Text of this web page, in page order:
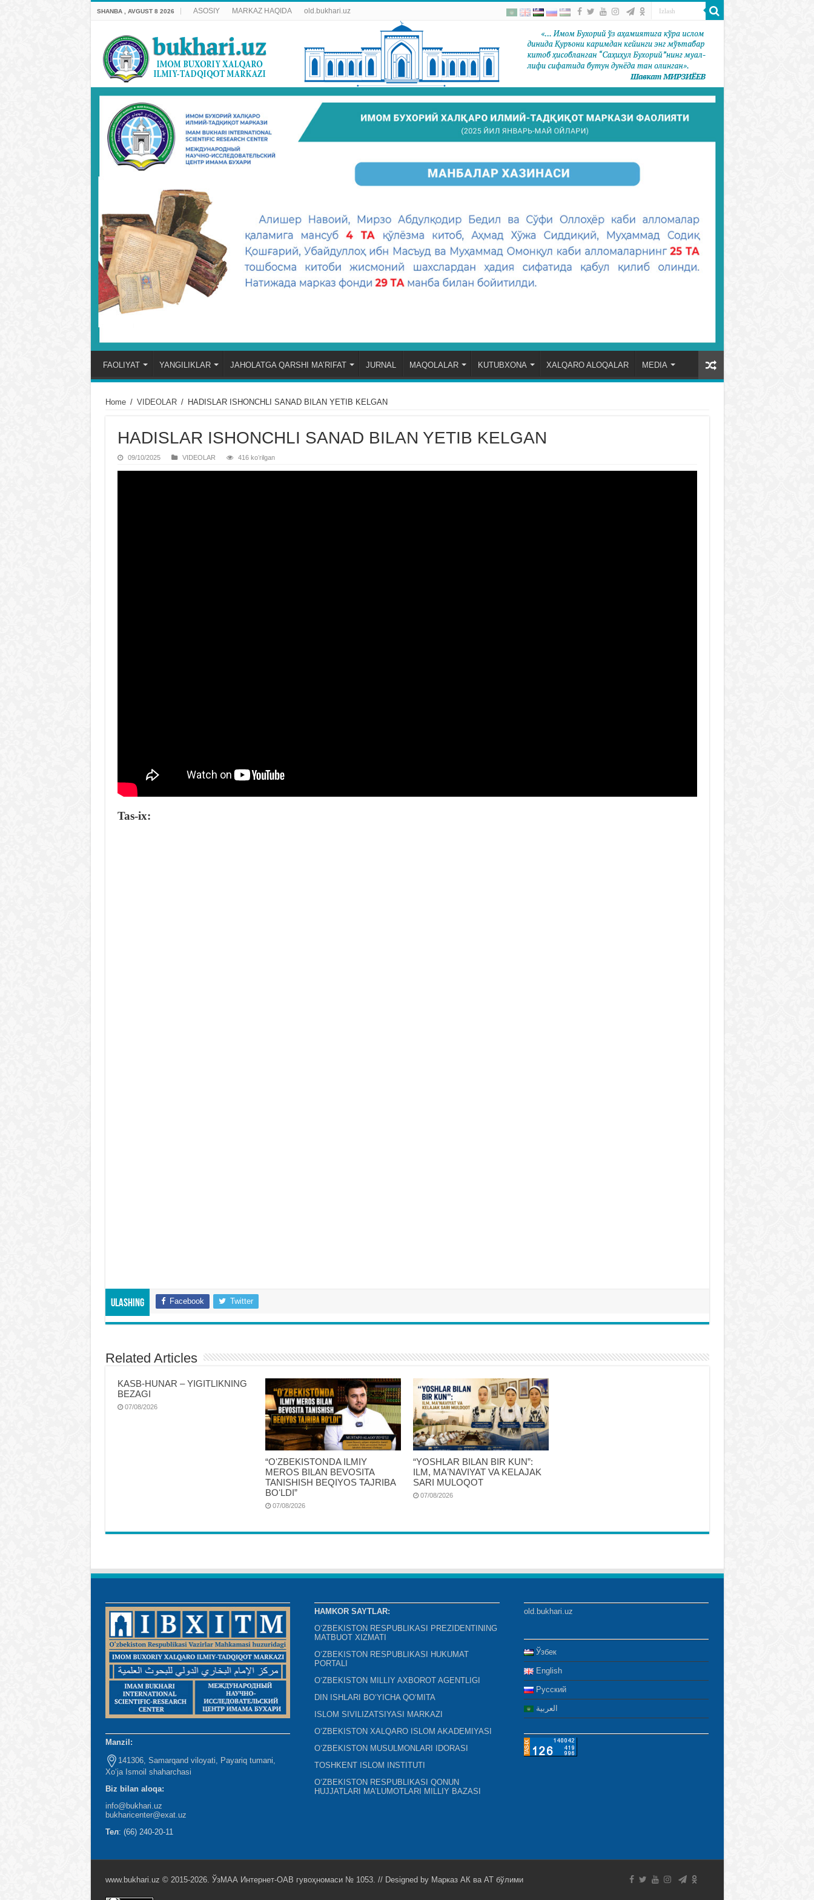
SHANBA , AVGUST 8 2026 ASOSIY MARKAZ HAQIDA old.bukhari.uz
FAOLIYAT YANGILIKLAR JAHOLATGA QARSHI MA’RIFAT JURNAL MAQOLALAR KUTUBXONA XALQARO ALOQALAR MEDIA
Home / VIDЕOLAR / HADISLAR ISHONCHLI SANAD BILAN YETIB KELGAN
HADISLAR ISHONCHLI SANAD BILAN YETIB KELGAN
09/10/2025 VIDЕOLAR 416 koʻrilgan
Tas-ix:
Ulashing Facebook Twitter
Related Articles
KASB-HUNAR – YIGITLIKNING
BEZAGI
07/08/2026
“OʻZBEKISTONDA ILMIY
MEROS BILAN BEVOSITA
TANISHISH BEQIYOS TAJRIBA
BOʻLDI”
07/08/2026
“YOSHLAR BILAN BIR KUN”:
ILM, MAʼNAVIYAT VA KELAJAK
SARI MULOQOT
07/08/2026
Manzil:
141306, Samarqand viloyati, Payariq tumani,
Xo‘ja Ismoil shaharchasi
Biz bilan aloqa:
info@bukhari.uz
bukharicenter@exat.uz
Тел: (66) 240-20-11
HAMKOR SAYTLAR:
O‘ZBEKISTON RESPUBLIKASI PREZIDENTINING
MATBUOT XIZMATI
O‘ZBEKISTON RESPUBLIKASI HUKUMAT
PORTALI
O‘ZBEKISTON MILLIY AXBOROT AGENTLIGI
DIN ISHLARI BO‘YICHA QO‘MITA
ISLOM SIVILIZATSIYASI MARKAZI
O‘ZBEKISTON XALQARO ISLOM AKADEMIYASI
O‘ZBEKISTON MUSULMONLARI IDORASI
TOSHKENT ISLOM INSTITUTI
O‘ZBEKISTON RESPUBLIKASI QONUN
HUJJATLARI MA’LUMOTLARI MILLIY BAZASI
old.bukhari.uz
Ўзбек
English
Русский
العربية
www.bukhari.uz © 2015-2026. ЎзМАА Интернет-ОАВ гувоҳномаси № 1053. // Designed by Марказ АК ва АТ бўлими